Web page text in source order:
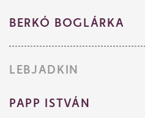
BERKÓ BOGLÁRKA
LEBJADKIN
PAPP ISTVÁN